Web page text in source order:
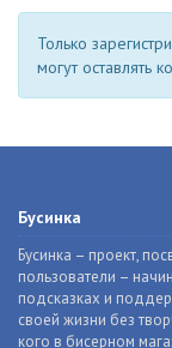
Только
могут оставлять
Бусинка
Бусинка – проект,
пользователи –
подсказках и
своей жизни без
кого в бисерном